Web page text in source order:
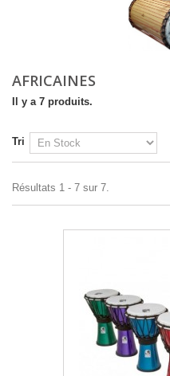
AFRICAINES
Il y a 7 produits.
Tri
Résultats 1 - 7 sur 7.